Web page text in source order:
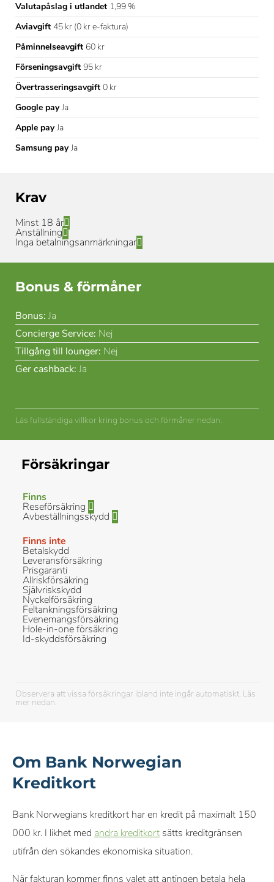
Valutapåslag i utlandet 1,99 %
Aviavgift 45 kr (0 kr e-faktura)
Påminnelseavgift 60 kr
Förseningsavgift 95 kr
Övertrasseringsavgift 0 kr
Google payJa
Apple payJa
Samsung payJa
Krav
Minst 18 år
Anställning
Inga betalningsanmärkningar
Bonus & förmåner
Bonus: Ja
Concierge Service: Nej
Tillgång till lounger: Nej
Ger cashback: Ja
Läs fullständiga villkor kring bonus och förmåner nedan.
Försäkringar
Finns
Reseförsäkring
Avbeställningsskydd
Finns inte
Betalskydd
Leveransförsäkring
Prisgaranti
Allriskförsäkring
Självriskskydd
Nyckelförsäkring
Feltankningsförsäkring
Evenemangsförsäkring
Hole-in-one försäkring
Id-skyddsförsäkring
Observera att vissa försäkringar ibland inte ingår automatiskt. Läs
mer nedan.
Om Bank Norwegian
Kreditkort
Bank Norwegians kreditkort har en kredit på maximalt 150
000 kr. I likhet med andra kreditkort sätts kreditgränsen
utifrån den sökandes ekonomiska situation.
När fakturan kommer finns valet att antingen betala hela